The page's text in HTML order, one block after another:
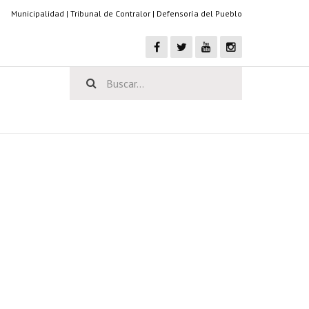
Municipalidad | Tribunal de Contralor | Defensoría del Pueblo